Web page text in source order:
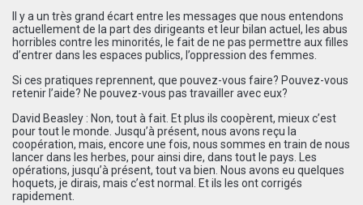
Il y a un très grand écart entre les messages que nous entendons
actuellement de la part des dirigeants et leur bilan actuel, les abus
horribles contre les minorités, le fait de ne pas permettre aux filles
d’entrer dans les espaces publics, l’oppression des femmes.
Si ces pratiques reprennent, que pouvez-vous faire? Pouvez-vous
retenir l’aide? Ne pouvez-vous pas travailler avec eux?
David Beasley : Non, tout à fait. Et plus ils coopèrent, mieux c’est
pour tout le monde. Jusqu’à présent, nous avons reçu la
coopération, mais, encore une fois, nous sommes en train de nous
lancer dans les herbes, pour ainsi dire, dans tout le pays. Les
opérations, jusqu’à présent, tout va bien. Nous avons eu quelques
hoquets, je dirais, mais c’est normal. Et ils les ont corrigés
rapidement.